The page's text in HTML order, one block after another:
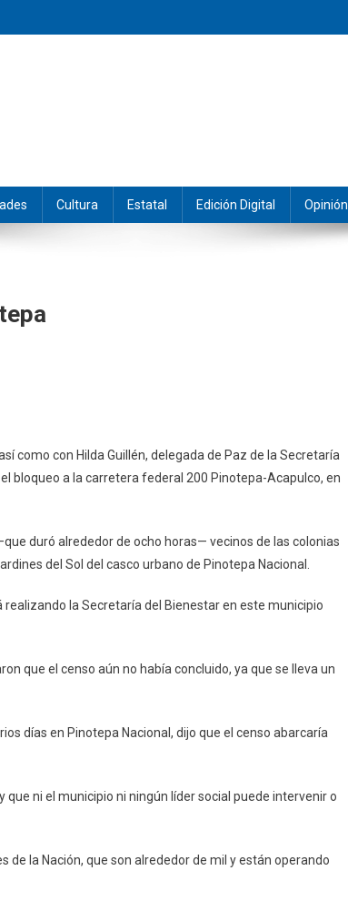
Cultura Estatal Edición Digital Opinión
como con Hilda Guillén, delegada de Paz de la Secretaría
bloqueo a la carretera federal 200 Pinotepa-Acapulco, en
duró alrededor de ocho horas— vecinos de las colonias
del Sol del casco urbano de Pinotepa Nacional.
la Secretaría del Bienestar en este municipio
que el censo aún no había concluido, ya que se lleva un
días en Pinotepa Nacional, dijo que el censo abarcaría
ni el municipio ni ningún líder social puede intervenir o
de la Nación, que son alrededor de mil y están operando